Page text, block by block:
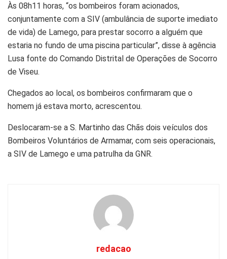
Às 08h11 horas, “os bombeiros foram acionados,
conjuntamente com a SIV (ambulância de suporte imediato
de vida) de Lamego, para prestar socorro a alguém que
estaria no fundo de uma piscina particular”, disse à agência
Lusa fonte do Comando Distrital de Operações de Socorro
de Viseu.
Chegados ao local, os bombeiros confirmaram que o
homem já estava morto, acrescentou.
Deslocaram-se a S. Martinho das Chãs dois veículos dos
Bombeiros Voluntários de Armamar, com seis operacionais,
a SIV de Lamego e uma patrulha da GNR.
redacao